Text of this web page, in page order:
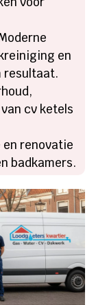
en
resultaat.
cv ketels
renovatie
badkamers.